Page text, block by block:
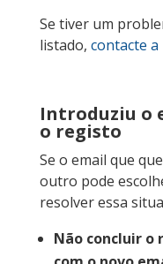
Se tiver um
listado, contacte a
Introduziu o
o registo
Se o email que
outro pode
resolver essa
Não concluir o